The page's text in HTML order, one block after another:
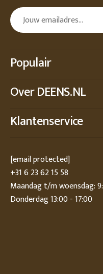
Populair
Over DEENS.NL
Klantenservice
[email protected]
+31 6 23 62 15 58
Maandag t/m woensdag:
Donderdag 13:00 - 17:00